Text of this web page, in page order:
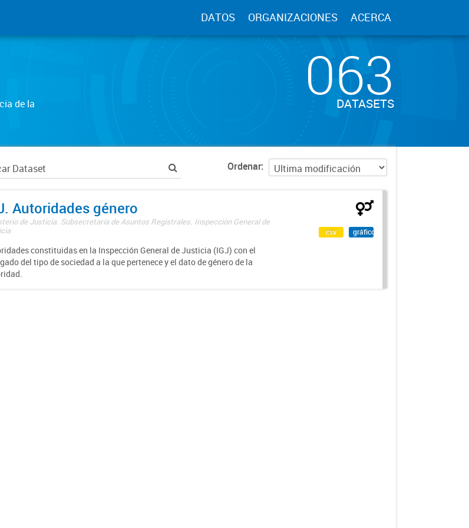
DATOS ORGANIZACIONES ACERCA
de la
063
DATASETS
Ordenar
Autoridades género
de Justicia. Subsecretaría de Asuntos Registrales. Inspección General de
constituidas en la Inspección General de Justicia (IGJ) con el
del tipo de sociedad a la que pertenece y el dato de género de la
csv gráfico